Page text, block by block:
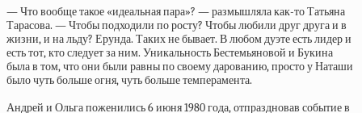
— Что вообще такое «идеальная пара»? — размышляла как-то Татьяна
Тарасова. — Чтобы подходили по росту? Чтобы любили друг друга и в
жизни, и на льду? Ерунда. Таких не бывает. В любом дуэте есть лидер и
есть тот, кто следует за ним. Уникальность Бестемьяновой и Букина
была в том, что они были равны по своему дарованию, просто у Наташи
было чуть больше огня, чуть больше темперамента.
Андрей и Ольга поженились 6 июня 1980 года, отпраздновав событие в